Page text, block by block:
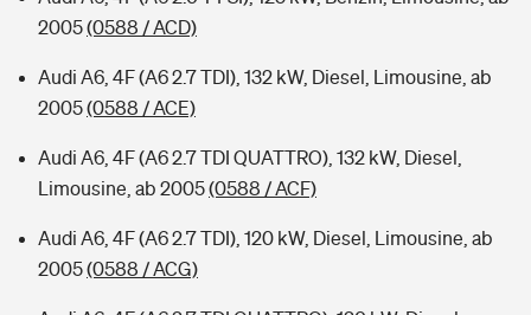
2005(0588 / ACD)
Audi A6, 4F (A6 2.7 TDI), 132 kW, Diesel, Limousine, ab
2005(0588 / ACE)
Audi A6, 4F (A6 2.7 TDI QUATTRO), 132 kW, Diesel,
Limousine, ab 2005(0588 / ACF)
Audi A6, 4F (A6 2.7 TDI), 120 kW, Diesel, Limousine, ab
2005(0588 / ACG)